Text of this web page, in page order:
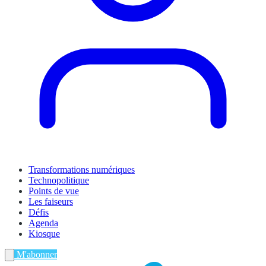
Transformations numériques
Technopolitique
Points de vue
Les faiseurs
Défis
Agenda
Kiosque
M'abonner